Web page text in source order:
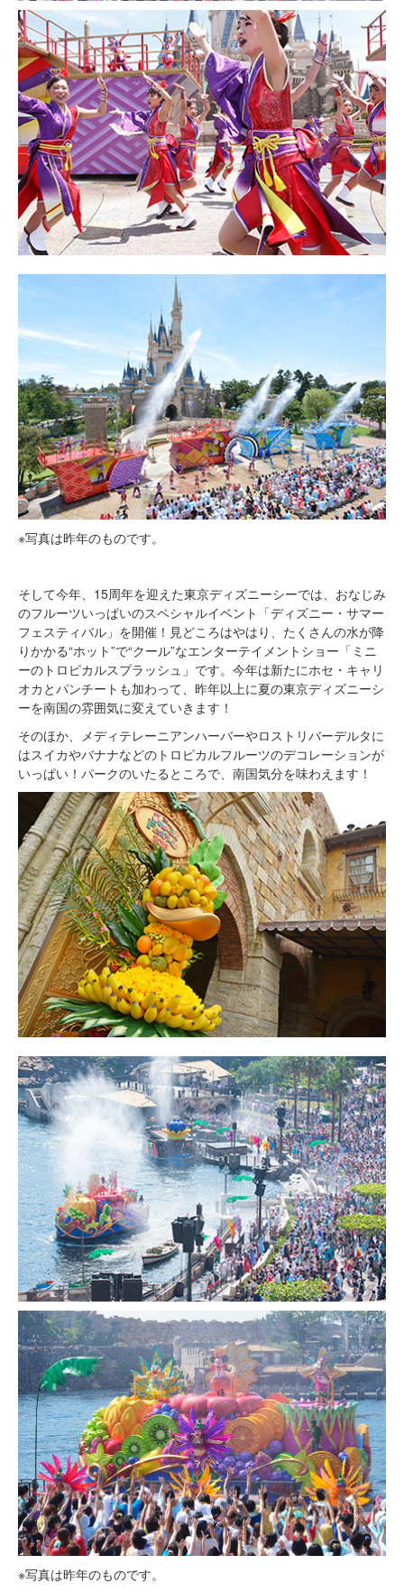
※写真は昨年のものです。
そして今年、15周年を迎えた東京ディズニーシーでは、おなじみ
のフルーツいっぱいのスペシャルイベント「ディズニー・サマー
フェスティバル」を開催！見どころはやはり、たくさんの水が降
りかかる“ホット”で“クール”なエンターテイメントショー「ミニ
ーのトロピカルスプラッシュ」です。今年は新たにホセ・キャリ
オカとパンチートも加わって、昨年以上に夏の東京ディズニーシ
ーを南国の雰囲気に変えていきます！
そのほか、メディテレーニアンハーバーやロストリバーデルタに
はスイカやバナナなどのトロピカルフルーツのデコレーションが
いっぱい！パークのいたるところで、南国気分を味わえます！
※写真は昨年のものです。